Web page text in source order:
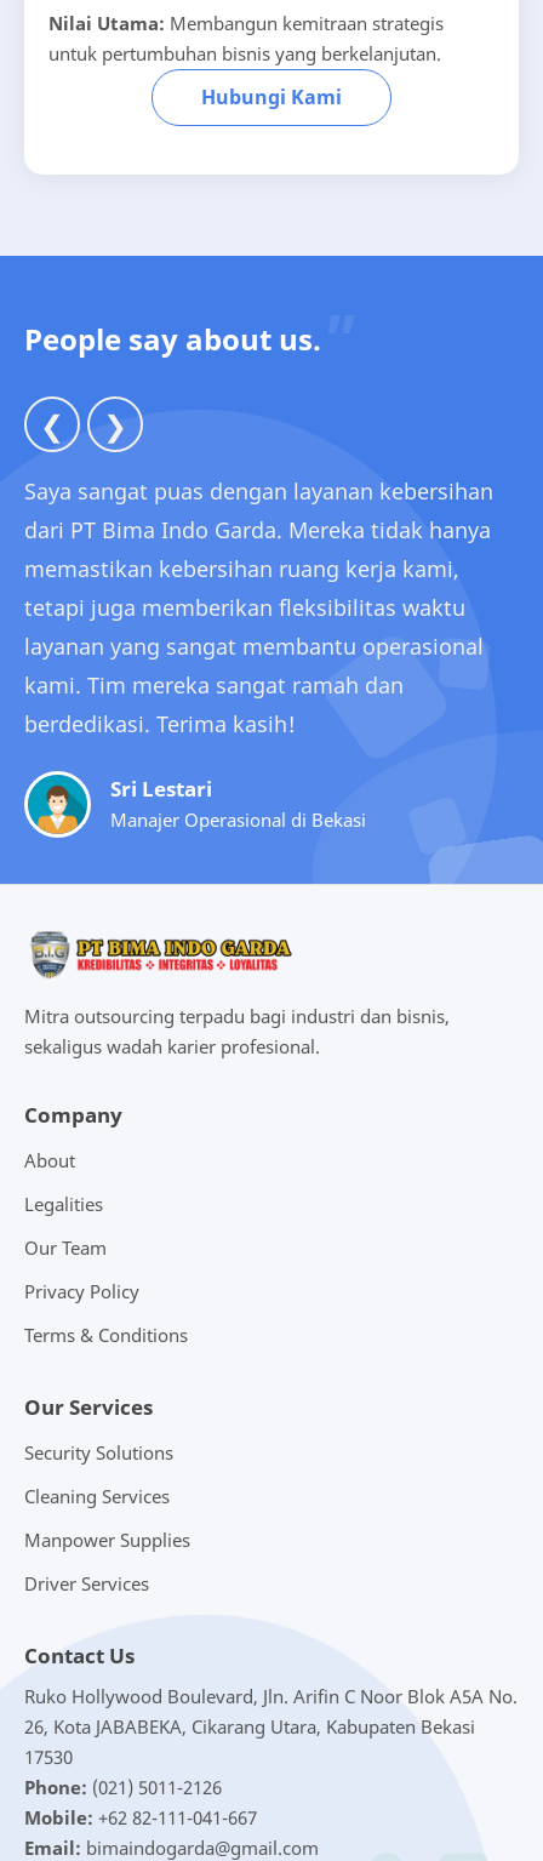
Nilai Utama: Membangun kemitraan strategis
untuk pertumbuhan bisnis yang berkelanjutan.
Hubungi Kami
People say about us.
❮ ❯
Saya sangat puas dengan layanan kebersihan
dari PT Bima Indo Garda. Mereka tidak hanya
memastikan kebersihan ruang kerja kami,
tetapi juga memberikan fleksibilitas waktu
layanan yang sangat membantu operasional
kami. Tim mereka sangat ramah dan
berdedikasi. Terima kasih!
Sri Lestari
Manajer Operasional di Bekasi
Supervisor Pabrik di Karawang
Pemilik Startup di Depok
Mitra outsourcing terpadu bagi industri dan bisnis,
sekaligus wadah karier profesional.
Company
About
Legalities
Our Team
Privacy Policy
Terms & Conditions
Our Services
Security Solutions
Cleaning Services
Manpower Supplies
Driver Services
Contact Us
Ruko Hollywood Boulevard, Jln. Arifin C Noor Blok A5A No.
26, Kota JABABEKA, Cikarang Utara, Kabupaten Bekasi
17530
Phone: (021) 5011-2126
Mobile: +62 82-111-041-667
Email: bimaindogarda@gmail.com